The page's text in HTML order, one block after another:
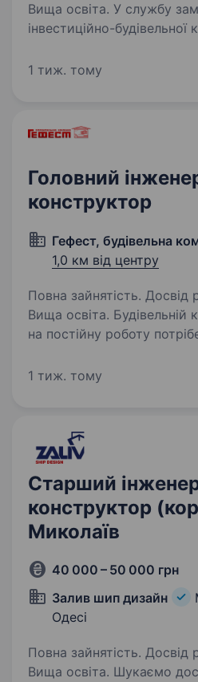
Вища освіта. У службу замовника
інвестиційно-
обов’язки: Вища будівельна освіта (ПГС).
1 тиж. тому
Головний
конструктор
Гефест, будівельна
1,0 км від центру
Повна зайнятість. Досвід
Вища освіта. Будівельній компанії «Гефест»
на постійну роботу
(ПЦБ) досвід роботи від3 років знання
1 тиж. тому
Старший
конструктор
Миколаїв
40 000 – 50 000 грн
Залив шип дизайн
Одесі
Повна зайнятість. Досвід
Вища освіта. Шукаємо досвідченого Lead або